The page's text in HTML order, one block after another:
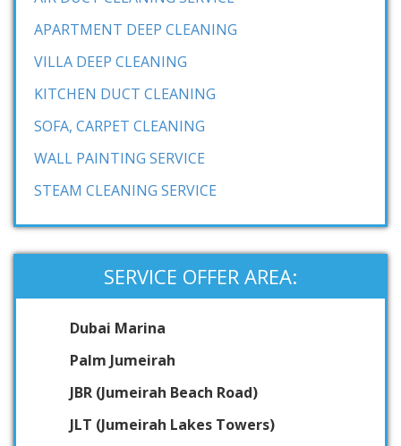
APARTMENT DEEP CLEANING
VILLA DEEP CLEANING
KITCHEN DUCT CLEANING
SOFA, CARPET CLEANING
WALL PAINTING SERVICE
STEAM CLEANING SERVICE
SERVICE OFFER AREA:
Dubai Marina
Palm Jumeirah
JBR (Jumeirah Beach Road)
JLT (Jumeirah Lakes Towers)